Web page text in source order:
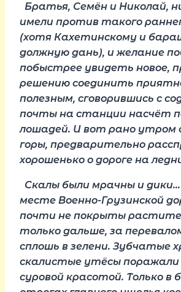
Братья, Семён и Николай,
имели против такого
(хотя Кахетинскому и
должную дань), и желание
побыстрее увидеть новое,
решению соединить
полезным, сговорившись с
почты на станции насчёт
лошадей. И вот рано утром
горы, предварительно
хорошенько о дороге на
Скалы были мрачны и
месте Военно-Грузинской
почти не покрыты
только дальше, за
сплошь в зелени. Зубчатые
скалистые утёсы поражали
суровой красотой. Только в